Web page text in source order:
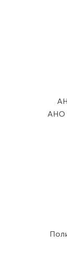
АНО